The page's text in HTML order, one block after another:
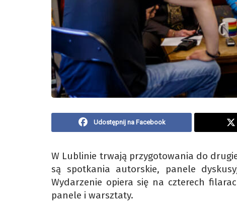
Udostępnij na Facebook
W Lublinie trwają przygotowania do
są spotkania autorskie, panele
Wydarzenie opiera się na czterech
panele i warsztaty.